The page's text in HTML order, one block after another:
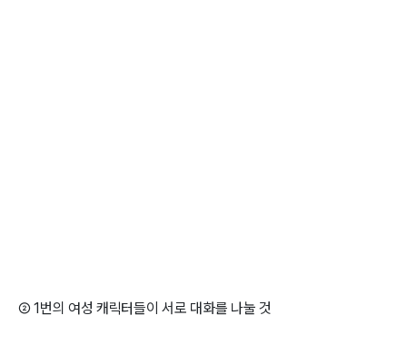
② 1번의 여성 캐릭터들이 서로 대화를 나눌 것